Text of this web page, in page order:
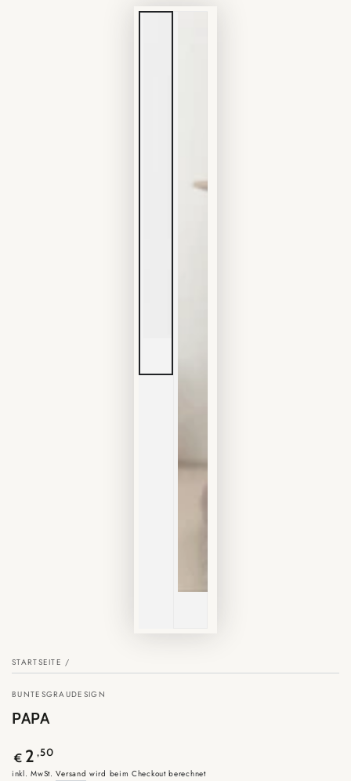
STARTSEITE /
BUNTESGRAUDESIGN
PAPA
Regulärer
Preis
€ 2 ,50
inkl. MwSt.Versand wird beim Checkout berechnet